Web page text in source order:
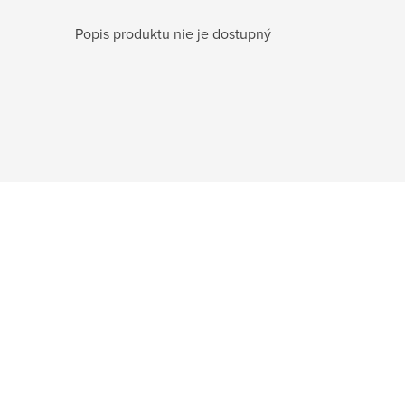
Popis produktu nie je dostupný